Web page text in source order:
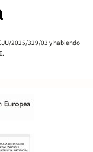
2025/329/03 y habiendo